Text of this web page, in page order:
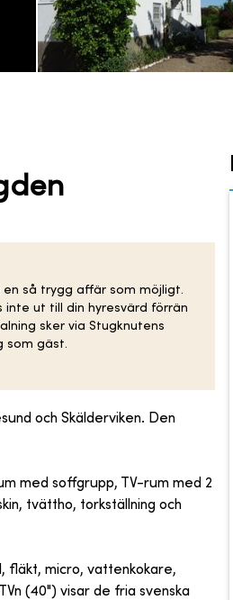
så trygg affär som möjligt.
ut till din hyresvärd förrän
sker via Stugknutens
som gäst.
och Skälderviken. Den
med soffgrupp, TV-rum med 2
tvättho, torkställning och
fläkt, micro, vattenkokare,
(40") visar de fria svenska